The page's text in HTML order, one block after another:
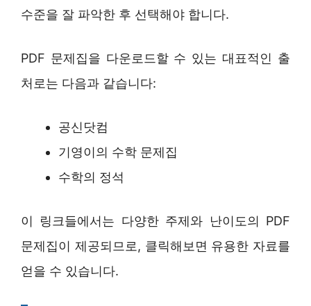
수준을 잘 파악한 후 선택해야 합니다.
PDF 문제집을 다운로드할 수 있는 대표적인 출
처로는 다음과 같습니다:
공신닷컴
기영이의 수학 문제집
수학의 정석
이 링크들에서는 다양한 주제와 난이도의 PDF
문제집이 제공되므로, 클릭해보면 유용한 자료를
얻을 수 있습니다.